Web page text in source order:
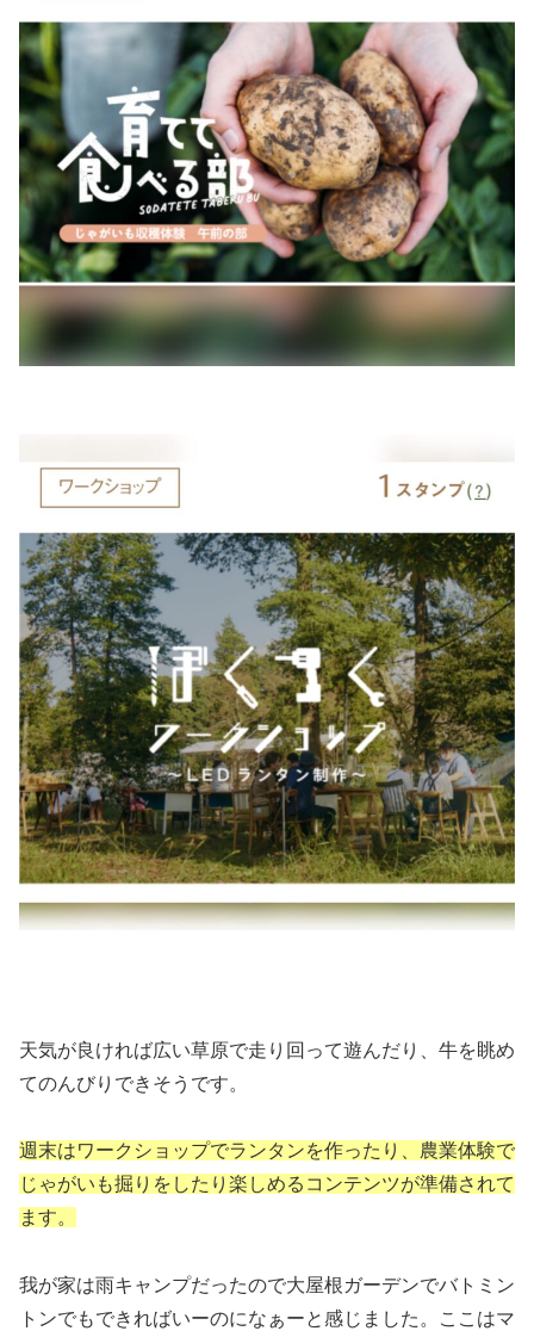
天気が良ければ広い草原で走り回って遊んだり、牛を眺め
てのんびりできそうです。
週末はワークショップでランタンを作ったり、農業体験で
じゃがいも掘りをしたり楽しめるコンテンツが準備されて
ます。
我が家は雨キャンプだったので大屋根ガーデンでバトミン
トンでもできればいーのになぁーと感じました。ここはマ